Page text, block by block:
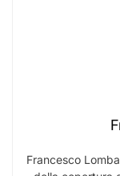
Francesco